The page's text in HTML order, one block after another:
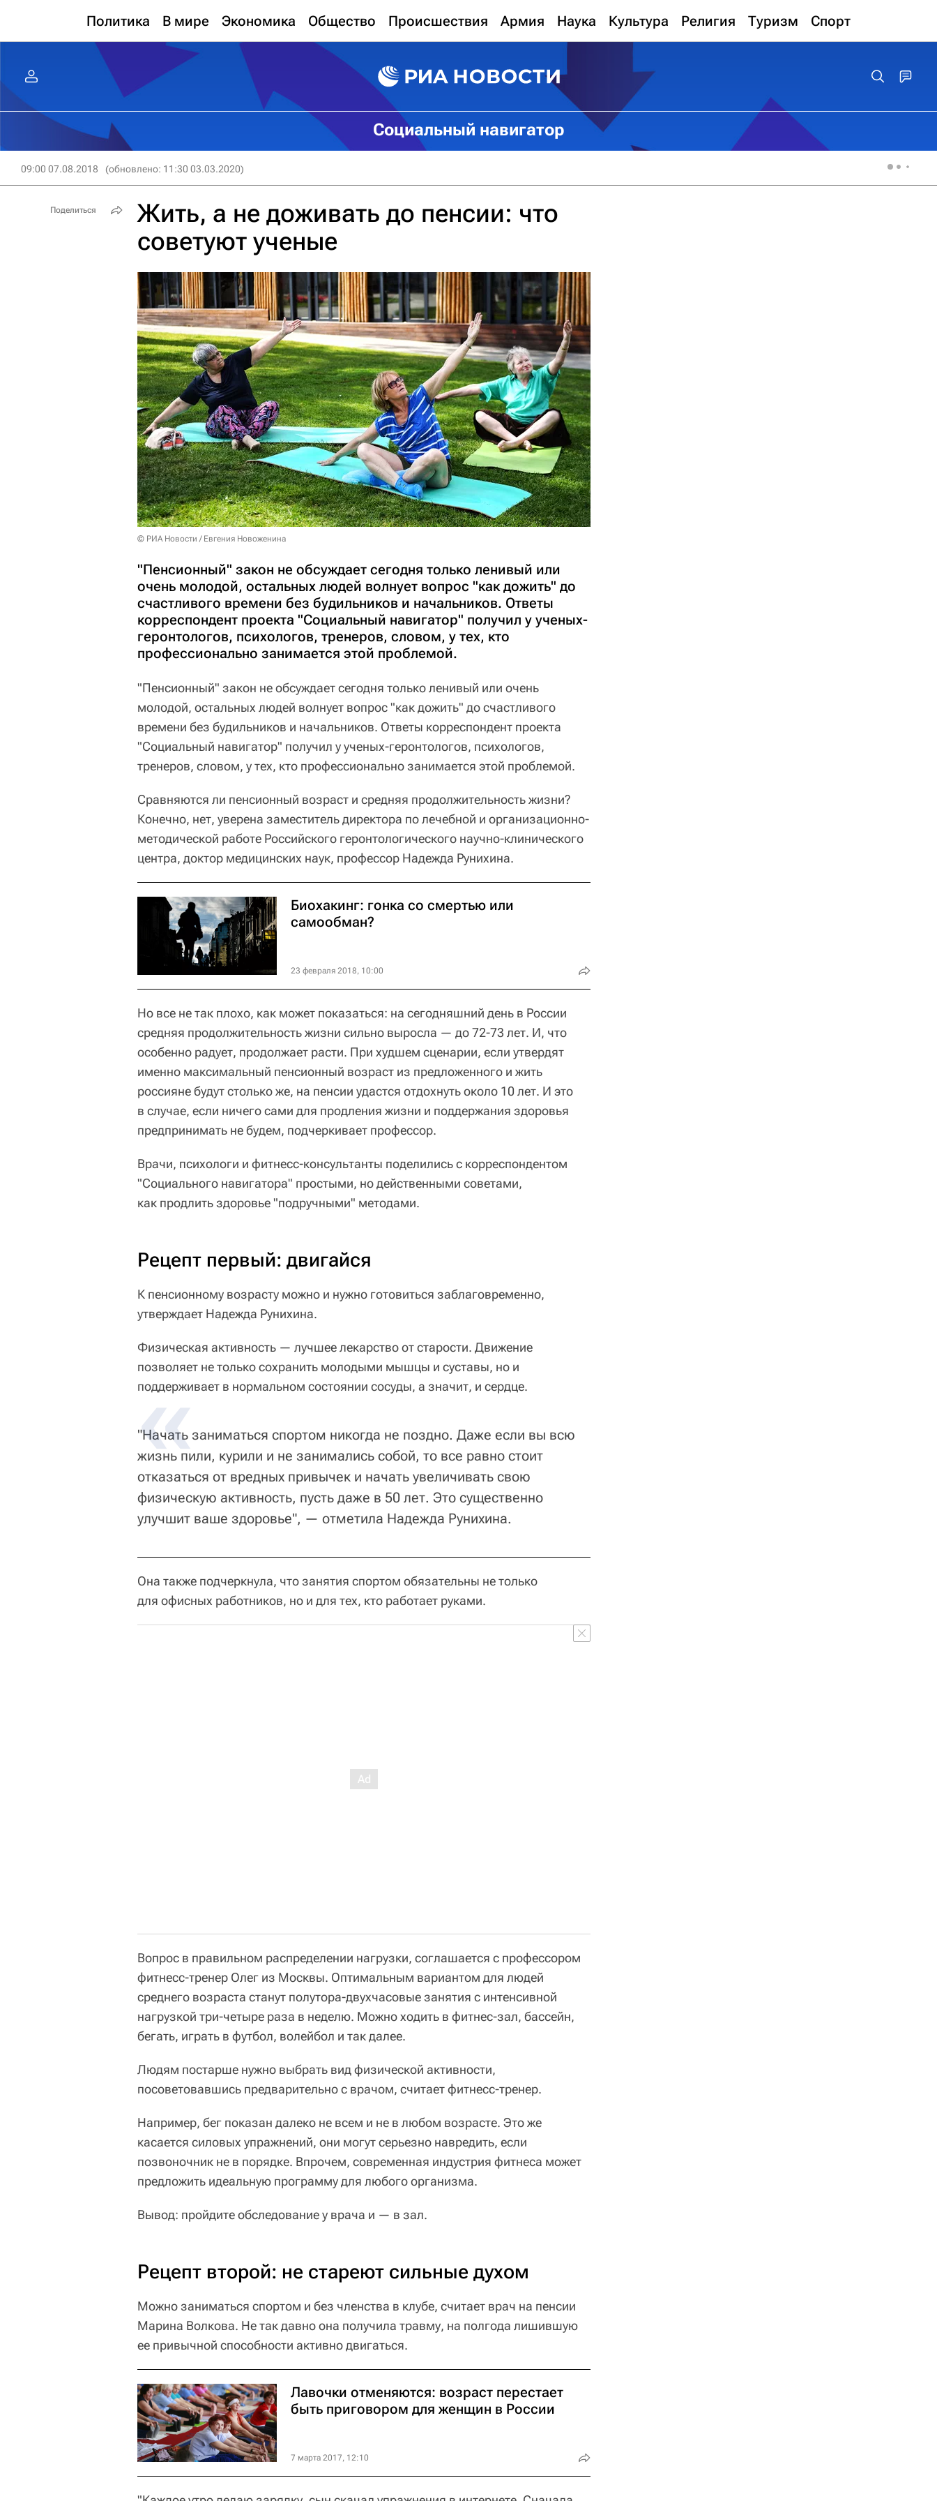
Политика В мире Экономика Общество Происшествия Армия Наука Культура Религия Туризм Спорт
Социальный навигатор
09:00 07.08.2018 (обновлено: 11:30 03.03.2020)
Жить, а не доживать до пенсии: что
советуют ученые
© РИА Новости / Евгения Новоженина
"Пенсионный" закон не обсуждает сегодня только ленивый или
очень молодой, остальных людей волнует вопрос "как дожить" до
счастливого времени без будильников и начальников. Ответы
корреспондент проекта "Социальный навигатор" получил у ученых-
геронтологов, психологов, тренеров, словом, у тех, кто
профессионально занимается этой проблемой.
"Пенсионный" закон не обсуждает сегодня только ленивый или очень
молодой, остальных людей волнует вопрос "как дожить" до счастливого
времени без будильников и начальников. Ответы корреспондент проекта
"Социальный навигатор" получил у ученых-геронтологов, психологов,
тренеров, словом, у тех, кто профессионально занимается этой проблемой.
Сравняются ли пенсионный возраст и средняя продолжительность жизни?
Конечно, нет, уверена заместитель директора по лечебной и организационно-
методической работе Российского геронтологического научно-клинического
центра, доктор медицинских наук, профессор Надежда Рунихина.
Биохакинг: гонка со смертью или
самообман?
23 февраля 2018, 10:00
Но все не так плохо, как может показаться: на сегодняшний день в России
средняя продолжительность жизни сильно выросла — до 72-73 лет. И, что
особенно радует, продолжает расти. При худшем сценарии, если утвердят
именно максимальный пенсионный возраст из предложенного и жить
россияне будут столько же, на пенсии удастся отдохнуть около 10 лет. И это
в случае, если ничего сами для продления жизни и поддержания здоровья
предпринимать не будем, подчеркивает профессор.
Врачи, психологи и фитнесс-консультанты поделились с корреспондентом
"Социального навигатора" простыми, но действенными советами,
как продлить здоровье "подручными" методами.
Рецепт первый: двигайся
К пенсионному возрасту можно и нужно готовиться заблаговременно,
утверждает Надежда Рунихина.
Физическая активность — лучшее лекарство от старости. Движение
позволяет не только сохранить молодыми мышцы и суставы, но и
поддерживает в нормальном состоянии сосуды, а значит, и сердце.
"Начать заниматься спортом никогда не поздно. Даже если вы всю
жизнь пили, курили и не занимались собой, то все равно стоит
отказаться от вредных привычек и начать увеличивать свою
физическую активность, пусть даже в 50 лет. Это существенно
улучшит ваше здоровье", — отметила Надежда Рунихина.
Она также подчеркнула, что занятия спортом обязательны не только
для офисных работников, но и для тех, кто работает руками.
Вопрос в правильном распределении нагрузки, соглашается с профессором
фитнесс-тренер Олег из Москвы. Оптимальным вариантом для людей
среднего возраста станут полутора-двухчасовые занятия с интенсивной
нагрузкой три-четыре раза в неделю. Можно ходить в фитнес-зал, бассейн,
бегать, играть в футбол, волейбол и так далее.
Людям постарше нужно выбрать вид физической активности,
посоветовавшись предварительно с врачом, считает фитнесс-тренер.
Например, бег показан далеко не всем и не в любом возрасте. Это же
касается силовых упражнений, они могут серьезно навредить, если
позвоночник не в порядке. Впрочем, современная индустрия фитнеса может
предложить идеальную программу для любого организма.
Вывод: пройдите обследование у врача и — в зал.
Рецепт второй: не стареют сильные духом
Можно заниматься спортом и без членства в клубе, считает врач на пенсии
Марина Волкова. Не так давно она получила травму, на полгода лишившую
ее привычной способности активно двигаться.
Лавочки отменяются: возраст перестает
быть приговором для женщин в России
7 марта 2017, 12:10
Поделиться